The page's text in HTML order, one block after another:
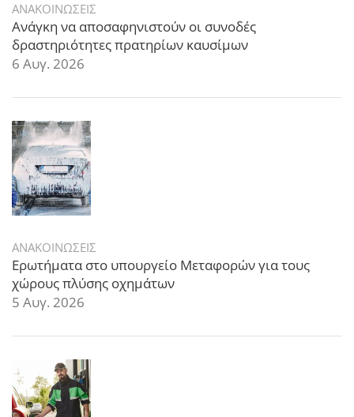
ΑΝΑΚΟΙΝΩΣΕΙΣ
Ανάγκη να αποσαφηνιστούν οι συνοδές
δραστηριότητες πρατηρίων καυσίμων
6 Αυγ. 2026
ΑΝΑΚΟΙΝΩΣΕΙΣ
Ερωτήματα στο υπουργείο Μεταφορών για τους
χώρους πλύσης οχημάτων
5 Αυγ. 2026